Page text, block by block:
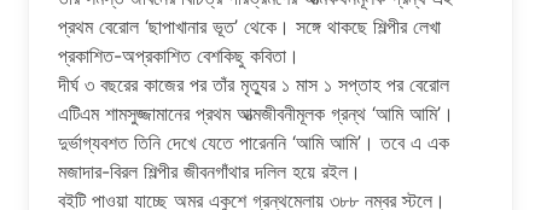
প্রথম বেরোল ‘ছাপাখানার ভূত’ থেকে। সঙ্গে থাকছে শিল্পীর লেখা
প্রকাশিত-অপ্রকাশিত বেশকিছু কবিতা।
দীর্ঘ ৩ বছরের কাজের পর তাঁর মৃত্যুর ১ মাস ১ সপ্তাহ পর বেরোল
এটিএম শামসুজ্জামানের প্রথম আত্মজীবনীমূলক গ্রন্থ ‘আমি আমি’।
দুর্ভাগ্যবশত তিনি দেখে যেতে পারেননি ‘আমি আমি’। তবে এ এক
মজাদার-বিরল শিল্পীর জীবনগাঁথার দলিল হয়ে রইল।
বইটি পাওয়া যাচ্ছে অমর একুশে গ্রন্থমেলায় ৩৮৮ নম্বর স্টলে।